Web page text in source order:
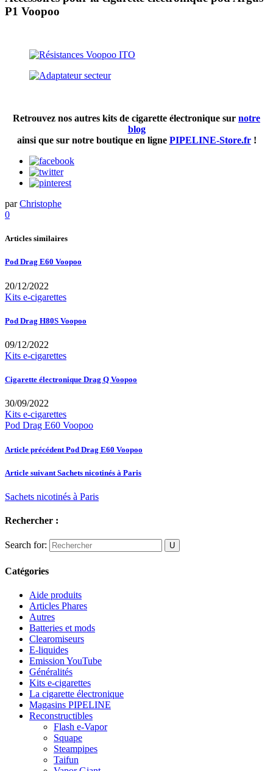
P1 Voopoo
Retrouvez nos autres kits de cigarette électronique sur notre
blog
ainsi que sur notre boutique en ligne PIPELINE-Store.fr!
par Christophe
0
Articles similaires
Pod Drag E60 Voopoo
20/12/2022
Kits e-cigarettes
Pod Drag H80S Voopoo
09/12/2022
Kits e-cigarettes
Cigarette électronique Drag Q Voopoo
30/09/2022
Kits e-cigarettes
Pod Drag E60 Voopoo
Article précédent Pod Drag E60 Voopoo
Article suivant Sachets nicotinés à Paris
Sachets nicotinés à Paris
Rechercher :
Search for:
Catégories
Aide produits
Articles Phares
Autres
Batteries et mods
Clearomiseurs
E-liquides
Emission YouTube
Généralités
Kits e-cigarettes
La cigarette électronique
Magasins PIPELINE
Reconstructibles
Flash e-Vapor
Squape
Steampipes
Taifun